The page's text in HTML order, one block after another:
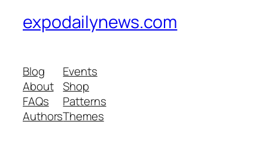
expodailynews.com
Blog
About
FAQs
Authors
Events
Shop
Patterns
Themes